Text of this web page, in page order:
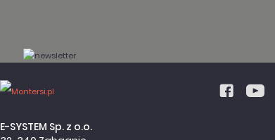
E-SYSTEM Sp. z o.o.